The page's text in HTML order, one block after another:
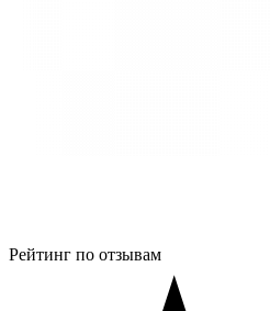
Рейтинг по отзывам